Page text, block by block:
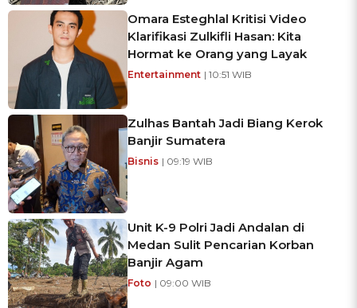
Omara Esteghlal Kritisi Video
Klarifikasi Zulkifli Hasan: Kita
Hormat ke Orang yang Layak
Entertainment | 10:51 WIB
Zulhas Bantah Jadi Biang Kerok
Banjir Sumatera
Bisnis | 09:19 WIB
Unit K-9 Polri Jadi Andalan di
Medan Sulit Pencarian Korban
Banjir Agam
Foto | 09:00 WIB